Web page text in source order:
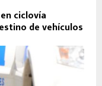
ciclovía
de vehículos